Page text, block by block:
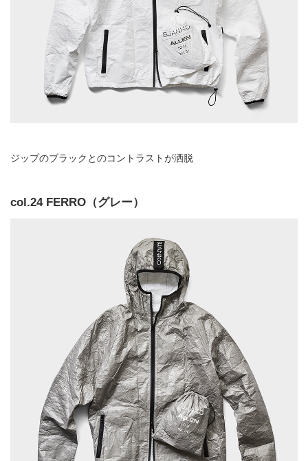
ジップのブラックとのコントラストが洒脱
col.24 FERRO（グレー）